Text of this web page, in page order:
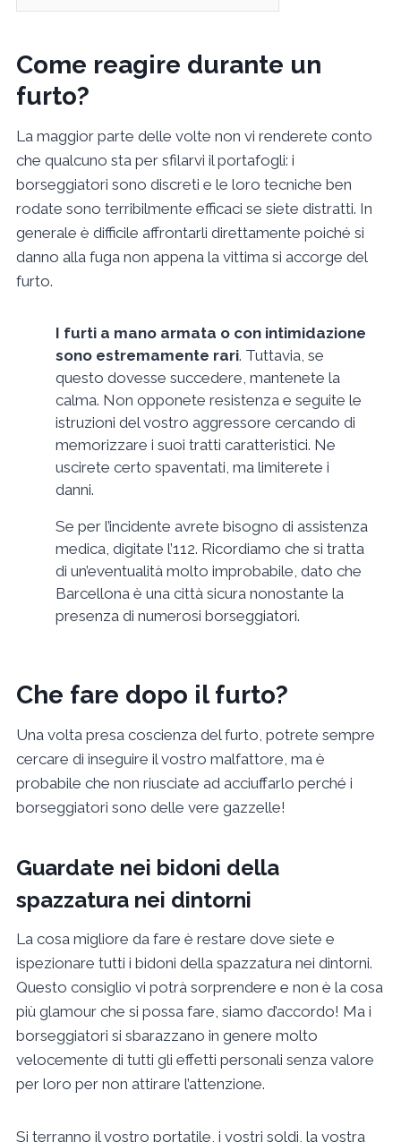
Come reagire durante un
furto?
La maggior parte delle volte non vi renderete conto
che qualcuno sta per sfilarvi il portafogli: i
borseggiatori sono discreti e le loro tecniche ben
rodate sono terribilmente efficaci se siete distratti. In
generale è difficile affrontarli direttamente poiché si
danno alla fuga non appena la vittima si accorge del
furto.
I furti a mano armata o con intimidazione
sono estremamente rari. Tuttavia, se
questo dovesse succedere, mantenete la
calma. Non opponete resistenza e seguite le
istruzioni del vostro aggressore cercando di
memorizzare i suoi tratti caratteristici. Ne
uscirete certo spaventati, ma limiterete i
danni.
Se per l’incidente avrete bisogno di assistenza
medica, digitate l’112. Ricordiamo che si tratta
di un’eventualità molto improbabile, dato che
Barcellona è una città sicura nonostante la
presenza di numerosi borseggiatori.
Che fare dopo il furto?
Una volta presa coscienza del furto, potrete sempre
cercare di inseguire il vostro malfattore, ma è
probabile che non riusciate ad acciuffarlo perché i
borseggiatori sono delle vere gazzelle!
Guardate nei bidoni della
spazzatura nei dintorni
La cosa migliore da fare è restare dove siete e
ispezionare tutti i bidoni della spazzatura nei dintorni.
Questo consiglio vi potrà sorprendere e non è la cosa
più glamour che si possa fare, siamo d’accordo! Ma i
borseggiatori si sbarazzano in genere molto
velocemente di tutti gli effetti personali senza valore
per loro per non attirare l’attenzione.
Si terranno il vostro portatile, i vostri soldi, la vostra